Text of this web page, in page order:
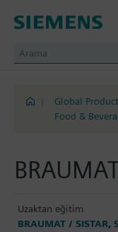
Global
Food &
Uzaktan eğitim
BRAUMAT /